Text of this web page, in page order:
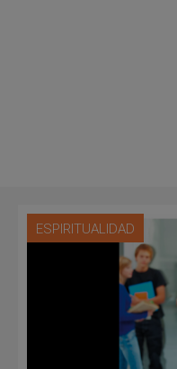
ESPIRITUALIDAD